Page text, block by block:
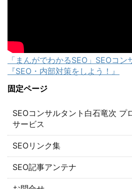
「まんがでわかるSEO」SEOコ
『SEO・内部対策をしよう！』
固定ページ
SEOコンサルタント白石竜次 プ
サービス
SEOリンク集
SEO記事アンテナ